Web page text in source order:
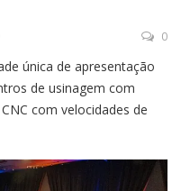
0
única de apresentação
de usinagem com
com velocidades de